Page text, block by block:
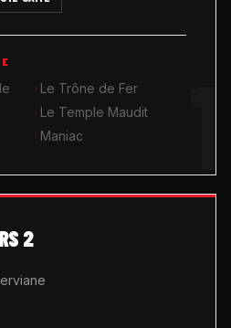
Le Trône de Fer
Le Temple Maudit
Maniac
2